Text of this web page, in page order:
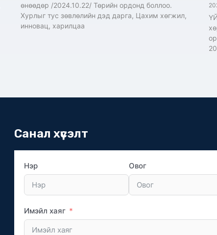
өнөөдөр /2024.10.22/ Төрийн ордонд боллоо.
Хурлыг тус зөвлөлийн дэд дарга, Цахим хөгжил,
инновац, харилцаа
Санал хүсэлт
Нэр Овог
Имэйл хаяг